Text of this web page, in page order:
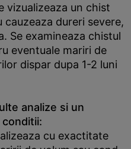
vizualizeaza un chist
dureri severe,
Se examineaza chistul
eventuale mariri de
dispar dupa 1-2 luni
analize si un
cu exactitate